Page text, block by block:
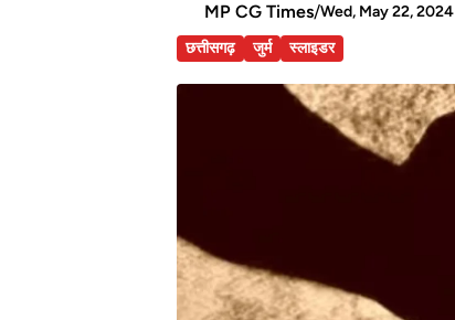
MP CG Times/Wed, May 22, 2024
छत्तीसगढ़
जुर्म स्लाइडर